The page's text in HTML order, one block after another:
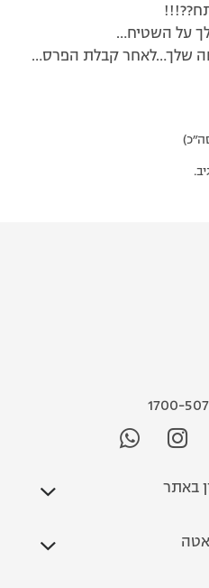
לך על השטיח…
שלך…לאחר קבלת הפרס…
1700-
באתר